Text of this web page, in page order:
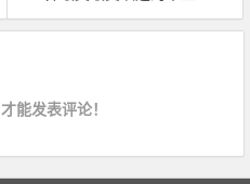
才能发表评论！